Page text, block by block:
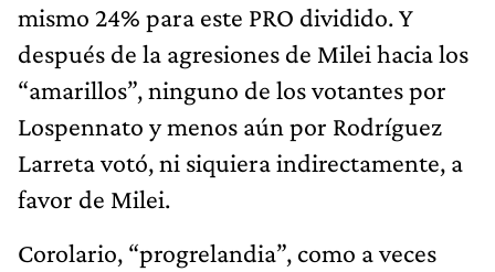
mismo 24% para este PRO dividido. Y
después de la agresiones de Milei hacia los
“amarillos”, ninguno de los votantes por
Lospennato y menos aún por Rodríguez
Larreta votó, ni siquiera indirectamente, a
favor de Milei.
Corolario, “progrelandia”, como a veces